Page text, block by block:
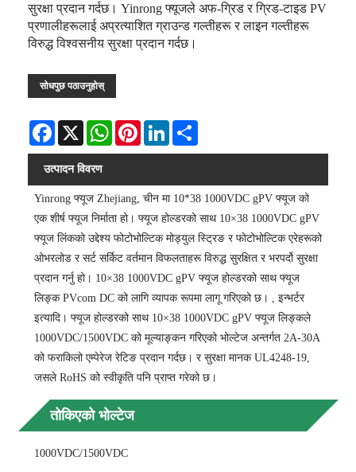
सुरक्षा प्रदान गर्दछ। Yinrong फ्यूजले अफ-ग्रिड र ग्रिड-टाइड PV
प्रणालीहरूलाई अप्रत्याशित ग्राउन्ड गल्तीहरू र लाइन गल्तीहरू
विरुद्ध विश्वसनीय सुरक्षा प्रदान गर्दछ।
सोधपुछ पठाउनुहोस्
Facebook
X WhatsAppPinterestLinkedIn
उत्पादन विवरण
Yinrong फ्यूज Zhejiang, चीन मा 10*38 1000VDC gPV फ्यूज को
एक शीर्ष फ्यूज निर्माता हो। फ्यूज होल्डरको साथ 10×38 1000VDC gPV
फ्यूज लिंकको उद्देश्य फोटोभोल्टिक मोड्युल स्ट्रिङ र फोटोभोल्टिक एरेहरूको
ओभरलोड र सर्ट सर्किट वर्तमान विफलताहरू विरुद्ध सुरक्षित र भरपर्दो सुरक्षा
प्रदान गर्नु हो। 10×38 1000VDC gPV फ्यूज होल्डरको साथ फ्यूज
लिङ्क PVcom DC को लागि व्यापक रूपमा लागू गरिएको छ। , इन्भर्टर
इत्यादि। फ्यूज होल्डरको साथ 10×38 1000VDC gPV फ्यूज लिङ्कले
1000VDC/1500VDC को मूल्याङ्कन गरिएको भोल्टेज अन्तर्गत 2A-30A
को फराकिलो एम्पेरेज रेटिङ प्रदान गर्दछ। र सुरक्षा मानक UL4248-19,
जसले RoHS को स्वीकृति पनि प्राप्त गरेको छ।
तोकिएको भोल्टेज
1000VDC/1500VDC